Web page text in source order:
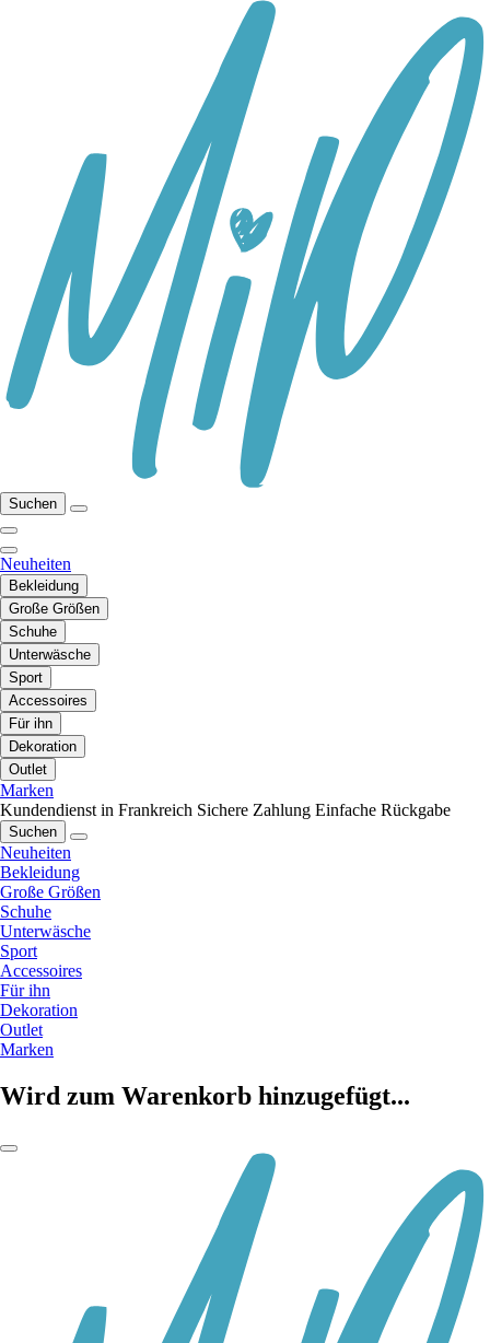
Suchen
Neuheiten
Bekleidung
Große Größen
Schuhe
Unterwäsche
Sport
Accessoires
Für ihn
Dekoration
Outlet
Marken
Kundendienst in Frankreich Sichere Zahlung Einfache Rückgabe
Suchen
Neuheiten
Bekleidung
Große Größen
Schuhe
Unterwäsche
Sport
Accessoires
Für ihn
Dekoration
Outlet
Marken
Wird zum Warenkorb hinzugefügt...